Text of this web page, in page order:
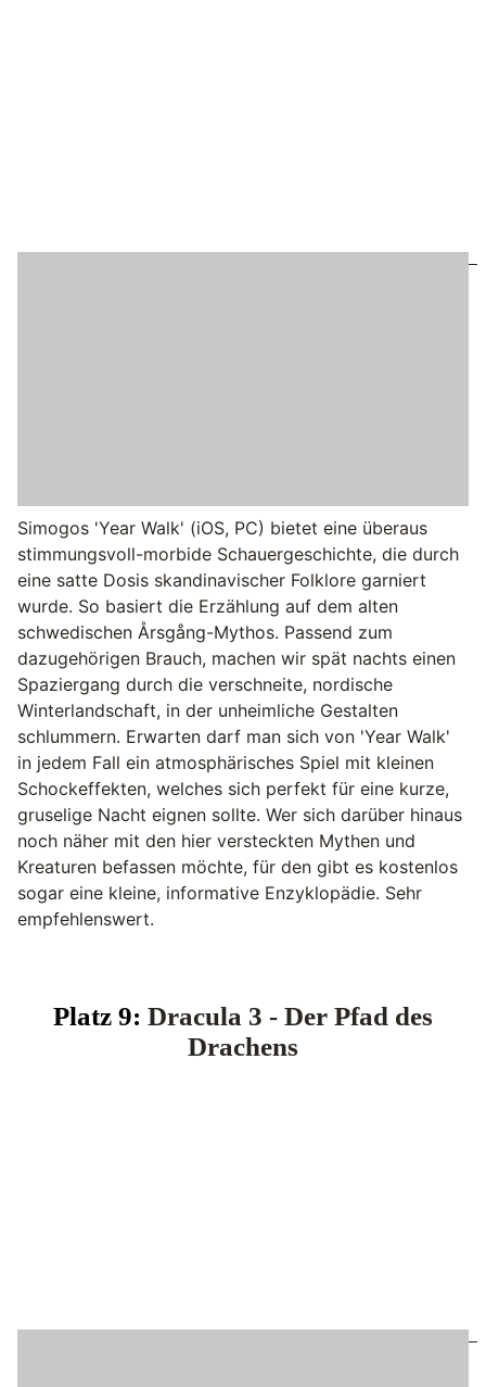
Simogos 'Year Walk' (iOS, PC) bietet eine überaus
stimmungsvoll-morbide Schauergeschichte, die durch
eine satte Dosis skandinavischer Folklore garniert
wurde. So basiert die Erzählung auf dem alten
schwedischen Årsgång-Mythos. Passend zum
dazugehörigen Brauch, machen wir spät nachts einen
Spaziergang durch die verschneite, nordische
Winterlandschaft, in der unheimliche Gestalten
schlummern. Erwarten darf man sich von 'Year Walk'
in jedem Fall ein atmosphärisches Spiel mit kleinen
Schockeffekten, welches sich perfekt für eine kurze,
gruselige Nacht eignen sollte. Wer sich darüber hinaus
noch näher mit den hier versteckten Mythen und
Kreaturen befassen möchte, für den gibt es kostenlos
sogar eine kleine, informative Enzyklopädie. Sehr
empfehlenswert.
Platz 9: Dracula 3 - Der Pfad des
Drachens